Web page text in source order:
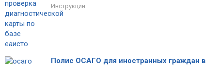
Инструкции
Полис ОСАГО для иностранных граждан в